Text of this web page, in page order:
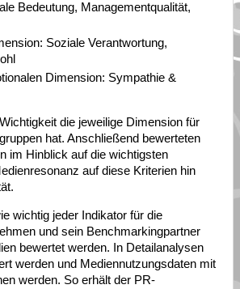
Bedeutung, Managementqualität,
Soziale Verantwortung,
Dimension: Sympathie &
die jeweilige Dimension für
hat. Anschließend bewerteten
im Hinblick auf die wichtigsten
auf diese Kriterien hin
wichtig jeder Indikator für die
und sein Benchmarkingpartner
bewertet werden. In Detailanalysen
werden und Mediennutzungsdaten mit
werden. So erhält der PR-